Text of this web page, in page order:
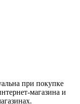
при покупке
магазина и